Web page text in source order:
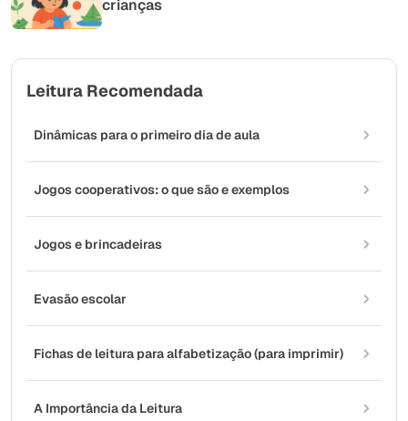
crianças
Leitura Recomendada
Dinâmicas para o primeiro dia de aula
Jogos cooperativos: o que são e exemplos
Jogos e brincadeiras
Evasão escolar
Fichas de leitura para alfabetização (para imprimir)
A Importância da Leitura